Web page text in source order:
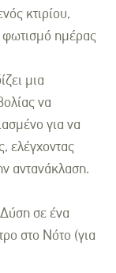
κτιρίου,
φωτισμό ημέρας
μια
να
για να
ελέγχοντας
αντανάκλαση.
σε ένα
στο Νότο (για